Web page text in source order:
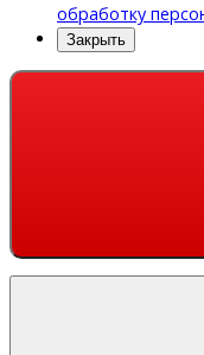
обработку
Закрыть